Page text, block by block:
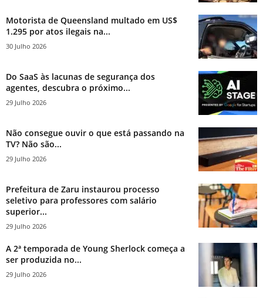
Motorista de Queensland multado em US$
1.295 por atos ilegais na...
30 Julho 2026
Do SaaS às lacunas de segurança dos
agentes, descubra o próximo...
29 Julho 2026
Não consegue ouvir o que está passando na
TV? Não são...
29 Julho 2026
Prefeitura de Zaru instaurou processo
seletivo para professores com salário
superior...
29 Julho 2026
A 2ª temporada de Young Sherlock começa a
ser produzida no...
29 Julho 2026